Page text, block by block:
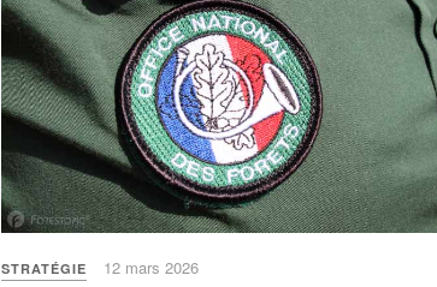
STRATÉGIE 12 mars 2026